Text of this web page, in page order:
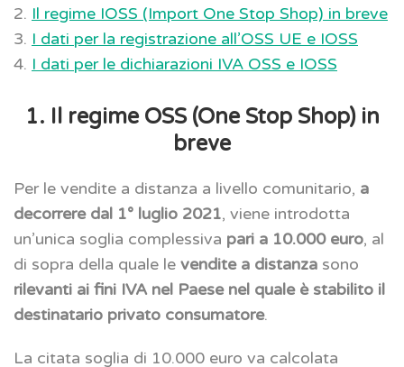
2. Il regime IOSS (Import One Stop Shop) in breve
3. I dati per la registrazione all’OSS UE e IOSS
4. I dati per le dichiarazioni IVA OSS e IOSS
1. Il regime OSS (One Stop Shop) in
breve
Per le vendite a distanza a livello comunitario, a
decorrere dal 1° luglio 2021, viene introdotta
un’unica soglia complessiva pari a 10.000 euro, al
di sopra della quale le vendite a distanza sono
rilevanti ai fini IVA nel Paese nel quale è stabilito il
destinatario privato consumatore.
La citata soglia di 10.000 euro va calcolata